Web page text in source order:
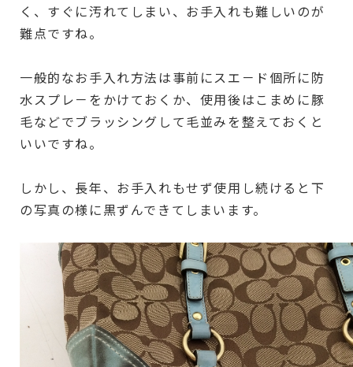
く、すぐに汚れてしまい、お手入れも難しいのが
難点ですね。
一般的なお手入れ方法は事前にスエ－ド個所に防
水スプレ－をかけておくか、使用後はこまめに豚
毛などでブラッシングして毛並みを整えておくと
いいですね。
しかし、長年、お手入れもせず使用し続けると下
の写真の様に黒ずんできてしまいます。